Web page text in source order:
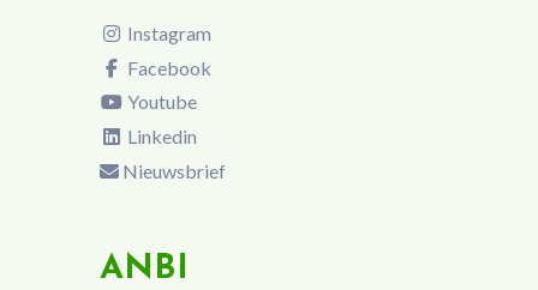
Instagram
Facebook
Youtube
Linkedin
Nieuwsbrief
ANBI